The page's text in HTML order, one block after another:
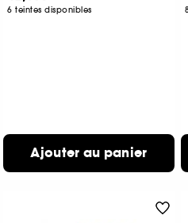
6 teintes disponibles
Ajouter au panier